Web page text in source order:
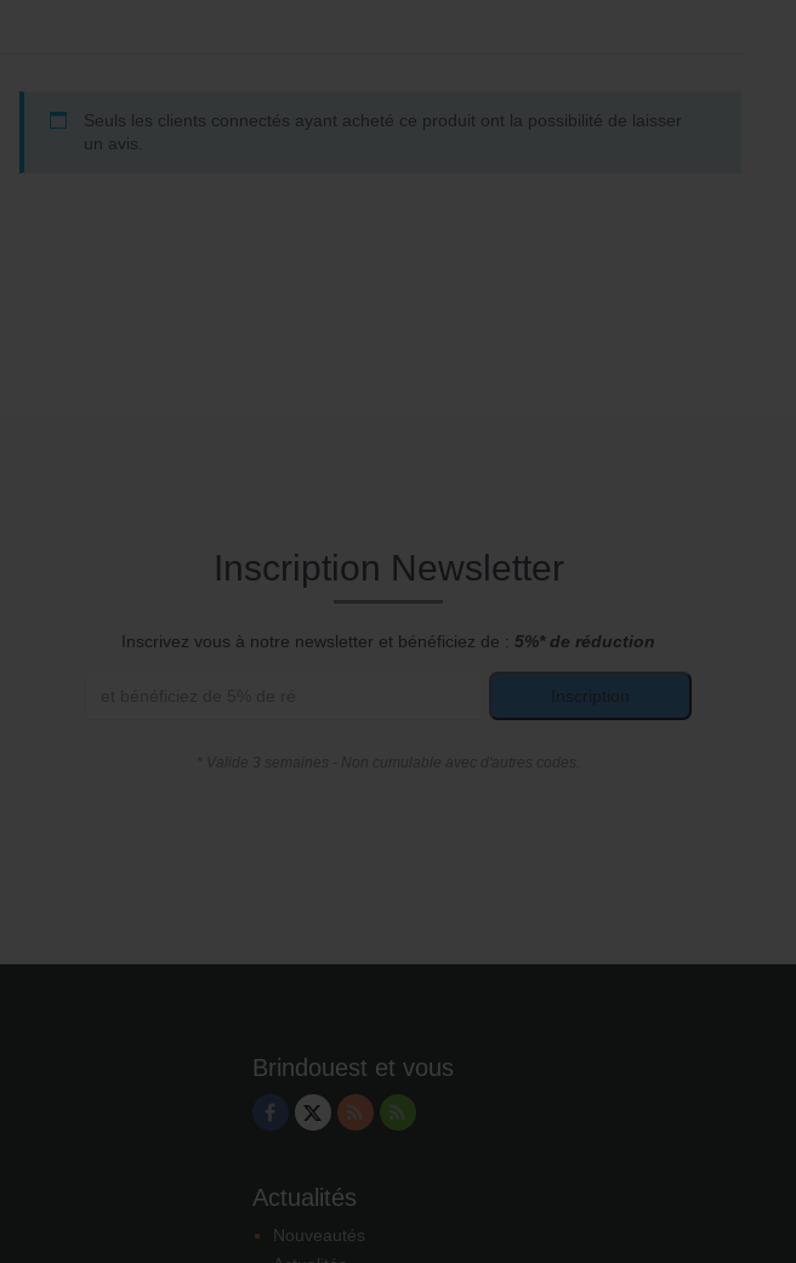
Seuls les clients connectés ayant acheté ce produit ont la possibilité de laisser
un avis.
Inscription Newsletter
Inscrivez vous à notre newsletter et bénéficiez de : 5%* de réduction
Inscription
Brindouest et vous
Actualités
Nouveautés